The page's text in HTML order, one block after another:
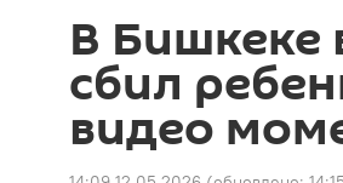
В Бишкеке
сбил
видео